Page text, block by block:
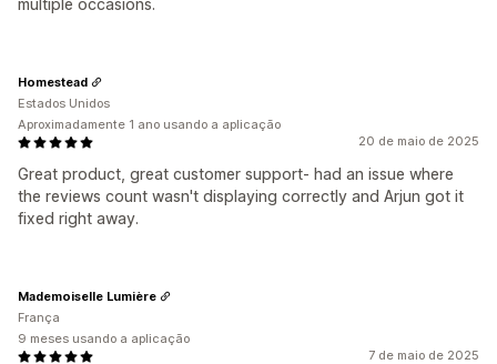
multiple occasions.
20 de maio de 2025
Great product, great customer support- had an issue where
the reviews count wasn't displaying correctly and Arjun got it
fixed right away.
Homestead
Estados Unidos
Aproximadamente 1 ano usando a aplicação
7 de maio de 2025
Mademoiselle Lumière
França
9 meses usando a aplicação